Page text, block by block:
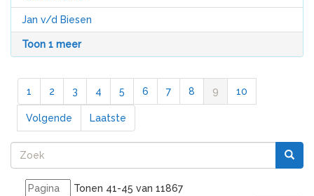
Jan v/d Biesen
Toon 1 meer
1 2 3 4 5 6 7 8 9 10
Volgende Laatste
Tonen 41-45 van 11867